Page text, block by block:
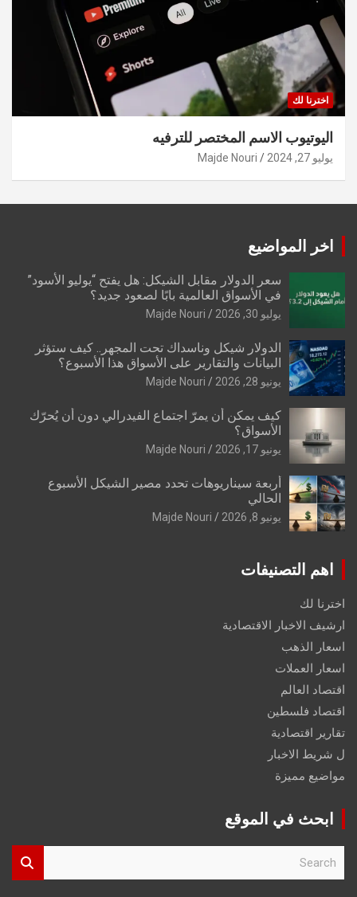
اخترنا لك
اليوتيوب الاسم المختصر للترفيه
يوليو 27, 2024 Majde Nouri
اخر المواضيع
سعر الدولار مقابل الشيكل: هل يفتح “يوليو الأسود”
في الأسواق العالمية بابًا لصعود جديد؟
يوليو 30, 2026 Majde Nouri
الدولار شيكل وناسداك تحت المجهر.. كيف ستؤثر
البيانات والتقارير على الأسواق هذا الأسبوع؟
يونيو 28, 2026 Majde Nouri
كيف يمكن أن يمرّ اجتماع الفيدرالي دون أن يُحرّك
الأسواق؟
يونيو 17, 2026 Majde Nouri
أربعة سيناريوهات تحدد مصير الشيكل الأسبوع
الحالي
يونيو 8, 2026 Majde Nouri
اهم التصنيفات
اخترنا لك
ارشيف الاخبار الاقتصادية
اسعار الذهب
اسعار العملات
اقتصاد العالم
اقتصاد فلسطين
تقارير اقتصادية
ل شريط الاخبار
مواضيع مميزة
ابحث في الموقع